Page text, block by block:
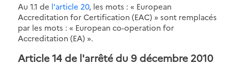
Au 1.1 de l'article 20, les mots : « European
Accreditation for Certification (EAC) » sont remplacés
par les mots : « European co-operation for
Accreditation (EA) ».
Article 14 de l'arrêté du 9 décembre 2010